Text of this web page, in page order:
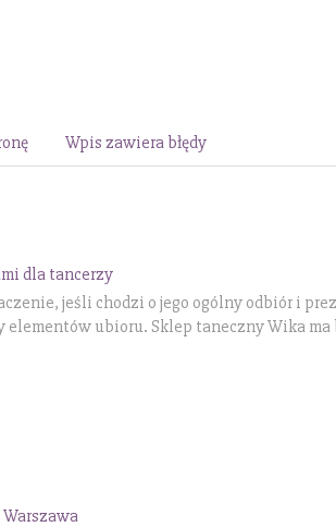
Wpis zawiera błędy
dla tancerzy
jeśli chodzi o jego ogólny odbiór i
elementów ubioru. Sklep taneczny Wika